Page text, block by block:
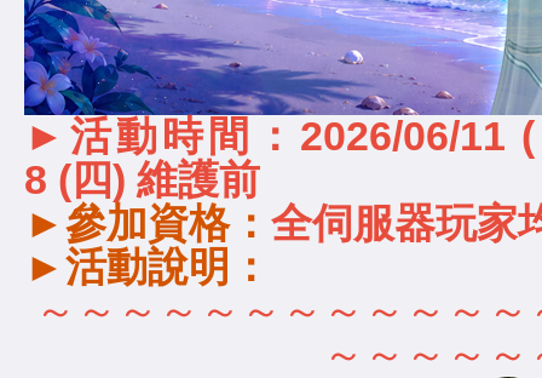
►活動時間：2026/06/11
8 (四) 維護前
►參加資格： 全伺服器玩家
►活動說明：
～～～～～～～～～～～
～～～～